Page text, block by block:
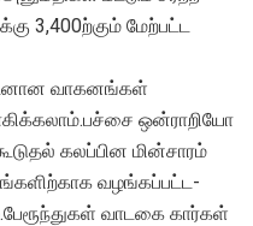
3,400ற்கும் மேற்பட்ட
வாகனங்கள்
ஒன்ராறியோ
கலப்பின மின்சாரம்
வழங்கப்பட்ட-
வாடகை கார்கள்